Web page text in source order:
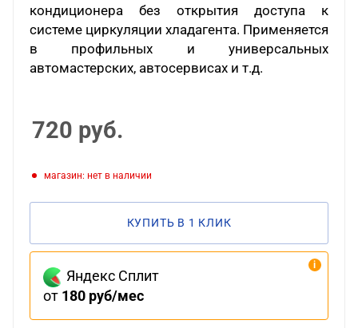
кондиционера без открытия доступа к
системе циркуляции хладагента. Применяется
в профильных и универсальных
автомастерских, автосервисах и т.д.
720 руб.
Магазин: нет в наличии
КУПИТЬ В 1 КЛИК
Яндекс Сплит
от 180 руб/мес